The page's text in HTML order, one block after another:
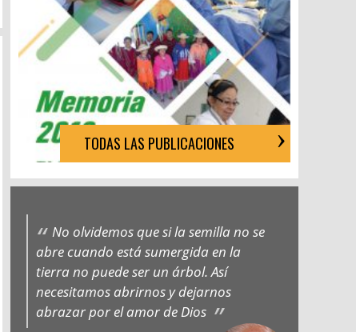
TODAS LAS PUBLICACIONES
No olvidemos que si la semilla no se
abre cuando está sumergida en la
tierra no puede ser un árbol. Así
necesitamos abrirnos y dejarnos
abrazar por el amor de Dios